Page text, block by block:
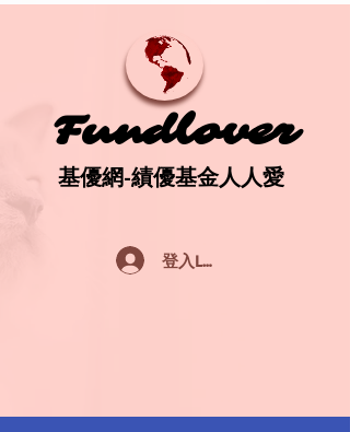
Fundlover
Fundlover
基優網-績優基金人人愛
基優網-績優基金人人愛
登入Log In